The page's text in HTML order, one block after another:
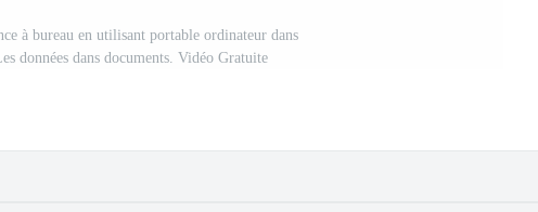
à bureau en utilisant portable ordinateur dans
données dans documents. Vidéo Gratuite